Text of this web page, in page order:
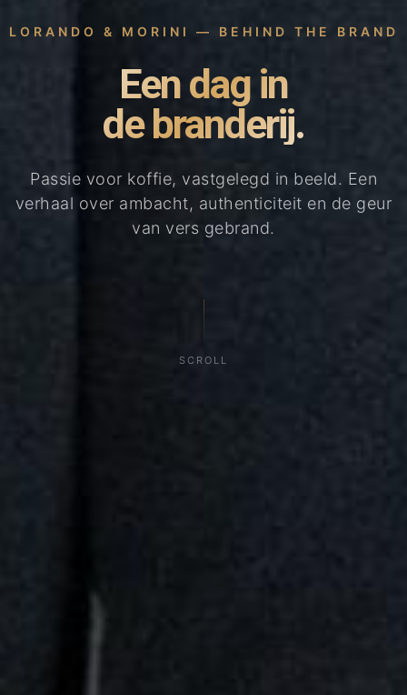
LORANDO & MORINI — BEHIND THE BRAND
Een dag in
de branderij.
Passie voor koffie, vastgelegd in beeld. Een
verhaal over ambacht, authenticiteit en de geur
van vers gebrand.
SCROLL